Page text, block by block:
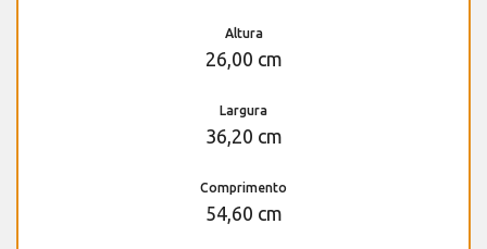
Altura
26,00 cm
Largura
36,20 cm
Comprimento
54,60 cm